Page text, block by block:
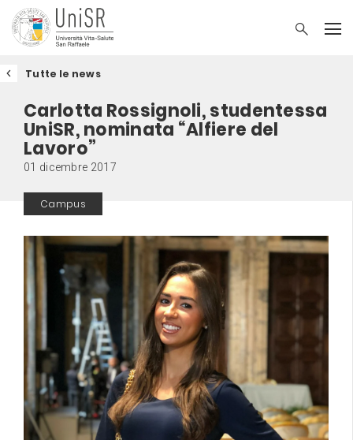
Tutte le news
Carlotta Rossignoli, studentessa
UniSR, nominata “Alfiere del
Lavoro”
01 dicembre 2017
Campus